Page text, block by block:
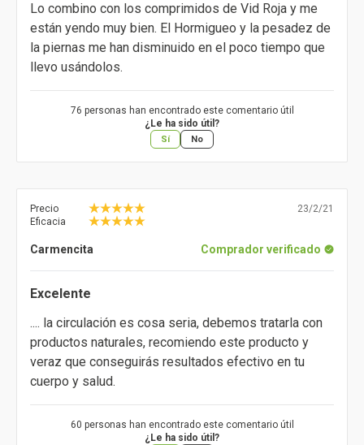
Lo combino con los comprimidos de Vid Roja y me
están yendo muy bien. El Hormigueo y la pesadez de
la piernas me han disminuido en el poco tiempo que
llevo usándolos.
76 personas han encontrado este comentario útil
¿Le ha sido útil?
Sí No
Precio
Eficacia
23/2/21
Carmencita Comprador verificado
Excelente
.... la circulación es cosa seria, debemos tratarla con
productos naturales, recomiendo este producto y
veraz que conseguirás resultados efectivo en tu
cuerpo y salud.
60 personas han encontrado este comentario útil
¿Le ha sido útil?